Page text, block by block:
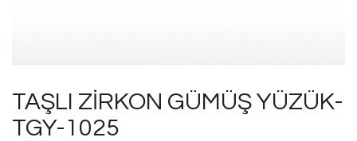
TAŞLI ZIRKON GÜMÜŞ YÜZÜK-
TGY-1025